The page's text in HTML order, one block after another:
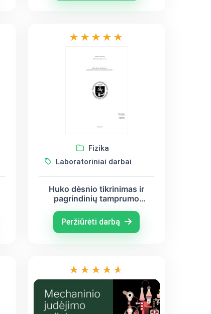
Fizika
Laboratoriniai darbai
Huko dėsnio tikrinimas ir
pagrindinių tamprumo
Peržiūrėti darbą